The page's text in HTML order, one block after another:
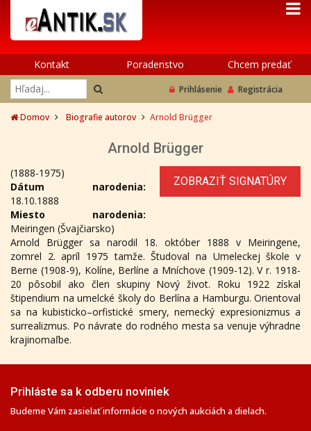
Kontakt Poradenstvo Chcem predať
Prihlásenie Registrácia
Domov Biografie autorov Arnold Brügger
Arnold Brügger
ZOBRAZIŤ SIGNATÚRY
(1888-1975)
Dátum narodenia:
18.10.1888
Miesto narodenia:
Meiringen (Švajčiarsko)
Arnold Brügger sa narodil 18. október 1888 v Meiringene,
zomrel 2. apríl 1975 tamže. Študoval na Umeleckej škole v
Berne (1908-9), Kolíne, Berlíne a Mníchove (1909-12). V r. 1918-
20 pôsobil ako člen skupiny Nový život. Roku 1922 získal
štipendium na umelcké školy do Berlína a Hamburgu. Orientoval
sa na kubisticko–orfistické smery, nemecký expresionizmus a
surrealizmus. Po návrate do rodného mesta sa venuje výhradne
krajinomaľbe.
Prihláste sa k odberu noviniek
Budeme Vám zasielať informácie o nových aukciách a dielach.